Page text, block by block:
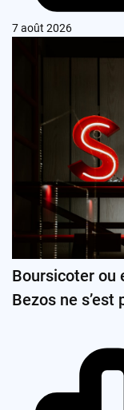
7 août 2026
Boursicoter ou
Bezos ne s’est